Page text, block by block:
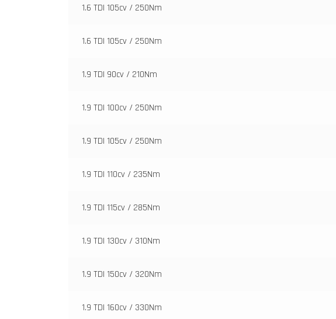
1.6 TDI 105cv / 250Nm
1.6 TDI 105cv / 250Nm
1.9 TDI 90cv / 210Nm
1.9 TDI 100cv / 250Nm
1.9 TDI 105cv / 250Nm
1.9 TDI 110cv / 235Nm
1.9 TDI 115cv / 285Nm
1.9 TDI 130cv / 310Nm
1.9 TDI 150cv / 320Nm
1.9 TDI 160cv / 330Nm